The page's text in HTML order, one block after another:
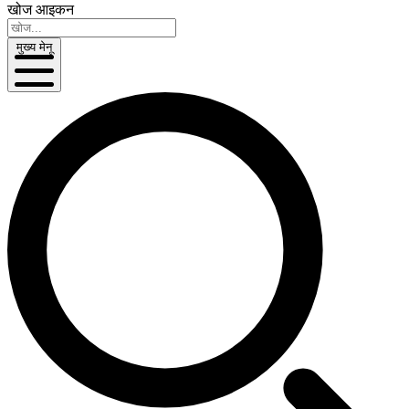
खोज आइकन
मुख्य मेनू